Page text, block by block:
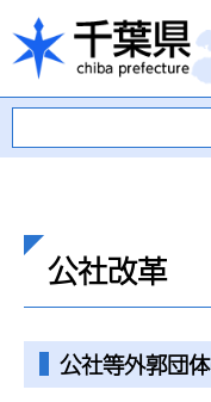
公社改革
公社等外郭団